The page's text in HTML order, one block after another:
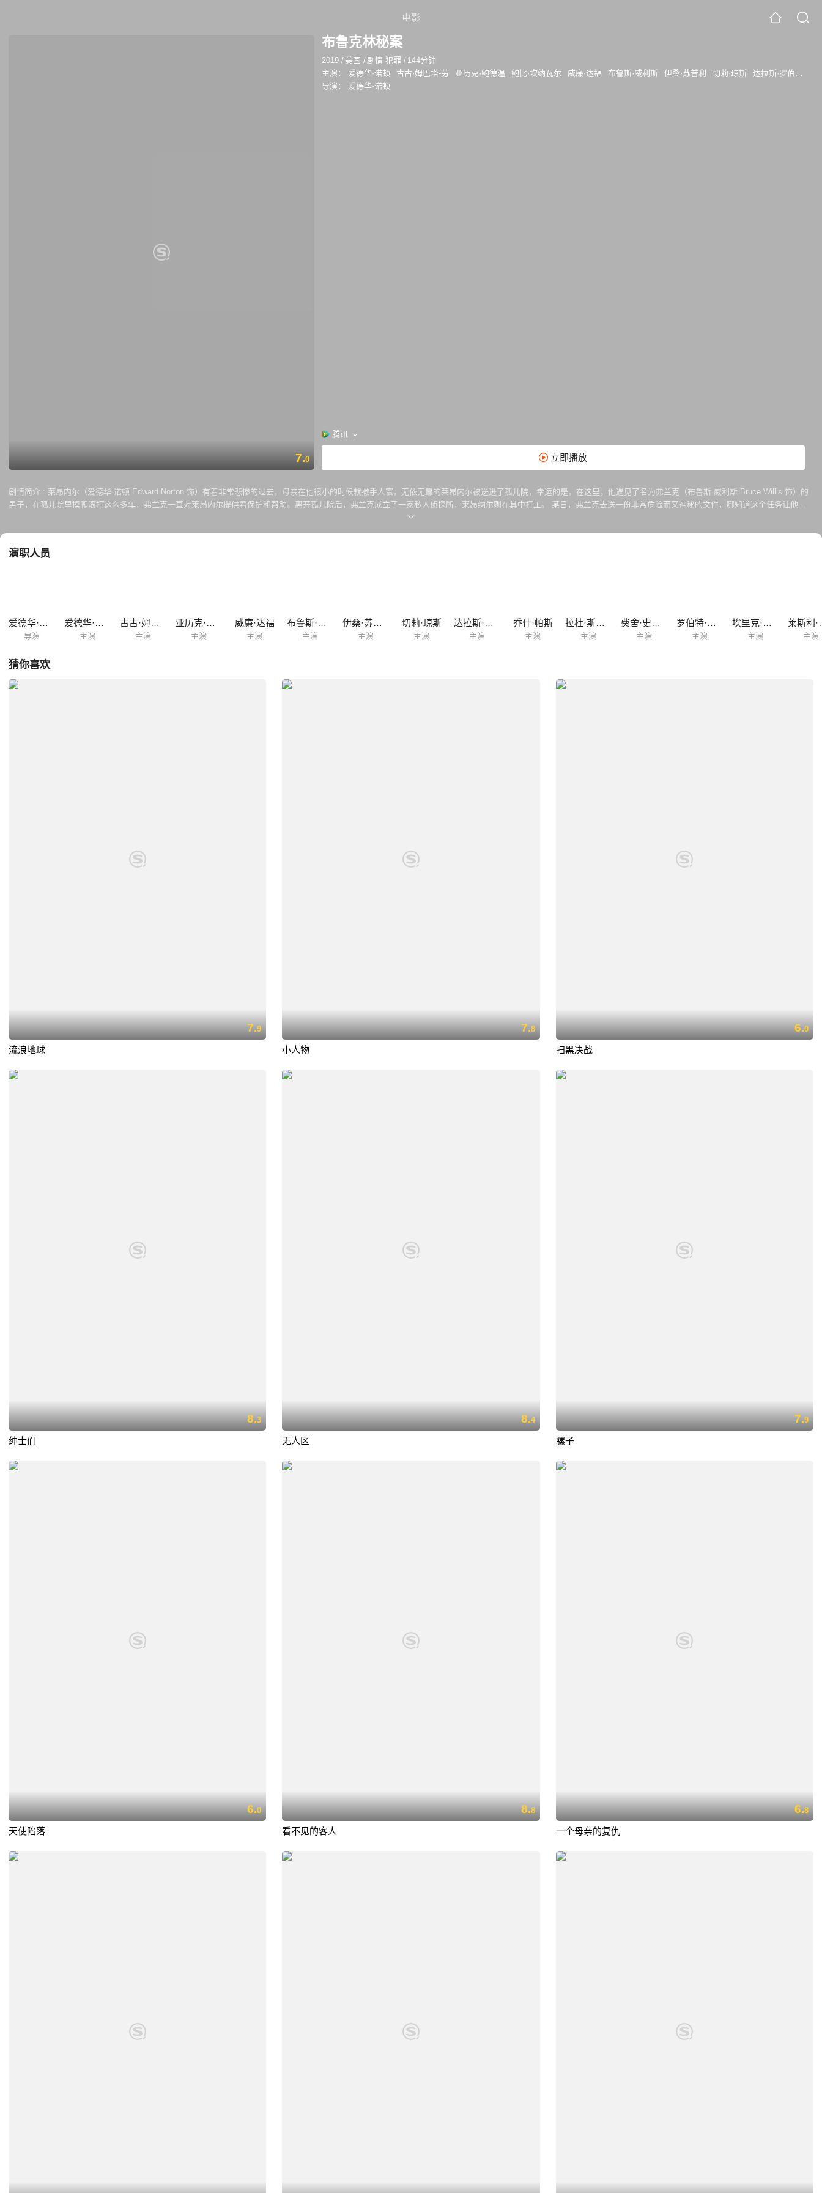
电影
7.0
布鲁克林秘案
2019 / 美国 /剧情 犯罪 / 144分钟
主演：
爱德华·诺顿 古古·姆巴塔-劳 亚历克·鲍德温 鲍比·坎纳瓦尔 威廉·达福 布鲁斯·威利斯 伊桑·苏普利 切莉·琼斯 达拉斯·罗伯特斯
导演：
爱德华·诺顿
腾讯
立即播放
剧情简介 : 莱昂内尔（爱德华·诺顿 Edward Norton 饰）有着非常悲惨的过去，母亲在他很小的时候就撒手人寰，无依无靠的莱昂内尔被送进了孤儿院，幸运的是，在这里，他遇见了名为弗兰克（布鲁斯·威利斯 Bruce Willis 饰）的
男子，在孤儿院里摸爬滚打这么多年，弗兰克一直对莱昂内尔提供着保护和帮助。离开孤儿院后，弗兰克成立了一家私人侦探所，莱昂纳尔则在其中打工。 某日，弗兰克去送一份非常危险而又神秘的文件，哪知道这个任务让他丢
掉了性命。弗兰克的死给莱昂内尔带来了巨大的打击，但现在还不是哀悼的时候，莱昂内尔决定查出这场死亡时间背后的真相，为老友讨回一个公道。
演职人员
爱德华·诺顿
导演
爱德华·诺顿
主演
古古·姆巴塔-劳
主演
亚历克·鲍德温
主演
威廉·达福
主演
布鲁斯·威利斯
主演
伊桑·苏普利
主演
切莉·琼斯
主演
达拉斯·罗伯特斯
主演
乔什·帕斯
主演
拉杜·斯平格尔
主演
费舍·史蒂芬斯
主演
罗伯特·维斯多姆
主演
埃里克·贝瑞曼
主演
莱
主演
猜你喜欢
7.9
流浪地球
7.8
小人物
6.0
扫黑决战
8.3
绅士们
8.4
无人区
7.9
骡子
6.0
天使陷落
8.8
看不见的客人
6.8
一个母亲的复仇